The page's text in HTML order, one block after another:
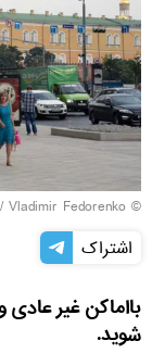
© Sputnik / Vladimir Fedorenko
اشتراک
بااماکن غیر
شوید.